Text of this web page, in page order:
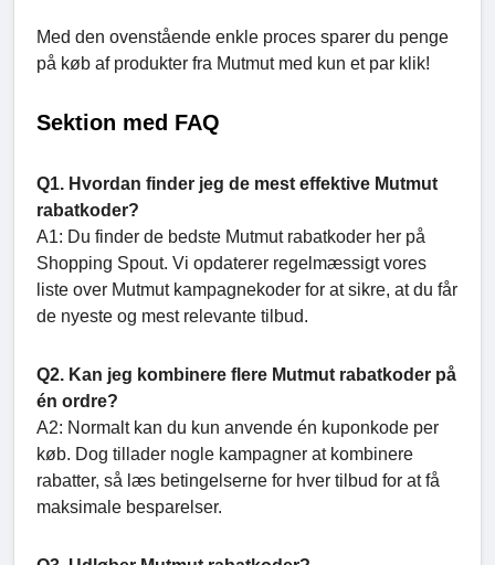
Med den ovenstående enkle proces sparer du penge
på køb af produkter fra Mutmut med kun et par klik!
Sektion med FAQ
Q1. Hvordan finder jeg de mest effektive Mutmut
rabatkoder?
A1: Du finder de bedste Mutmut rabatkoder her på
Shopping Spout. Vi opdaterer regelmæssigt vores
liste over Mutmut kampagnekoder for at sikre, at du får
de nyeste og mest relevante tilbud.
Q2. Kan jeg kombinere flere Mutmut rabatkoder på
én ordre?
A2: Normalt kan du kun anvende én kuponkode per
køb. Dog tillader nogle kampagner at kombinere
rabatter, så læs betingelserne for hver tilbud for at få
maksimale besparelser.